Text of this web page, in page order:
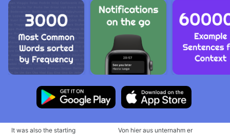
It was also the starting
Von hier aus unternahm er